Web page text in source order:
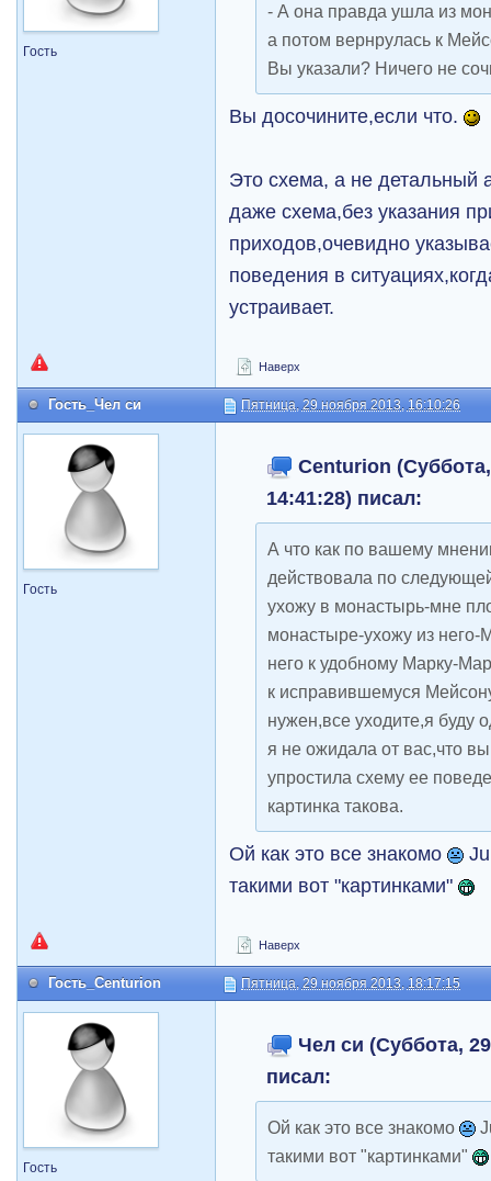
Гость
- А она правда ушла из
а потом вернрулась к
Вы указали? Ничего не
Вы досочините,если что.
Это схема, а не детальный
даже схема,без указания
приходов,очевидно
поведения в
устраивает.
Наверх
Гость_Чел си Пятница, 29 ноября 2013, 16:10:26
Гость
Centurion
14:41:28) писал:
А что как по вашему
действовала по
ухожу в монастырь-мне
монастыре-ухожу из
него к удобному Марку-
к исправившемуся
нужен,все уходите,я буду
я не ожидала от вас,что
упростила схему ее
картинка такова.
Ой как это все знакомо
такими вот "картинками"
Наверх
Гость_Centurion Пятница, 29 ноября 2013, 18:17:15
Гость
Чел си (Суббота,
писал:
Ой как это все знакомо
такими вот "картинками"